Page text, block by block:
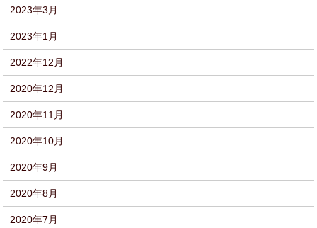
2023年3月
2023年1月
2022年12月
2020年12月
2020年11月
2020年10月
2020年9月
2020年8月
2020年7月